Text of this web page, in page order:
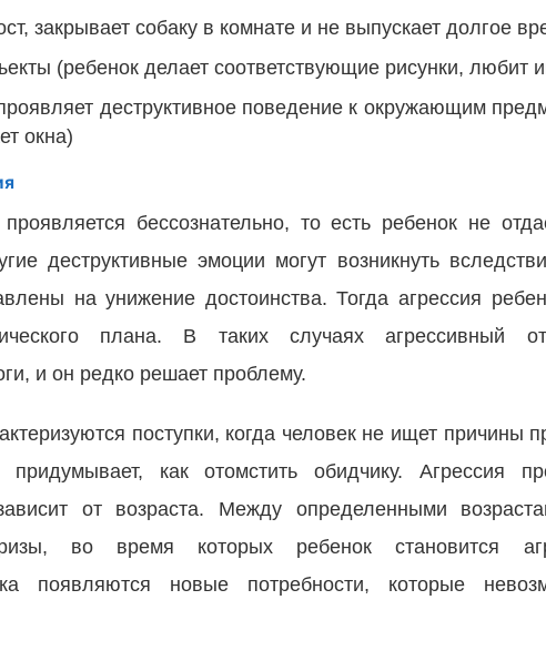
закрывает собаку в комнате и не выпускает долгое
(ребенок делает соответствующие рисунки, любит
деструктивное поведение к окружающим
окна)
проявляется бессознательно, то есть ребенок не
деструктивные эмоции могут возникнуть
на унижение достоинства. Тогда агрессия
плана. В таких случаях агрессивный
и он редко решает проблему.
поступки, когда человек не ищет причины
как отомстить обидчику. Агрессия
от возраста. Между определенными
во время которых ребенок становится
появляются новые потребности, которые